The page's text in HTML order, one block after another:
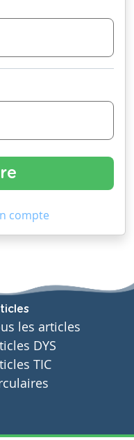
compte
les articles
DYS
TIC